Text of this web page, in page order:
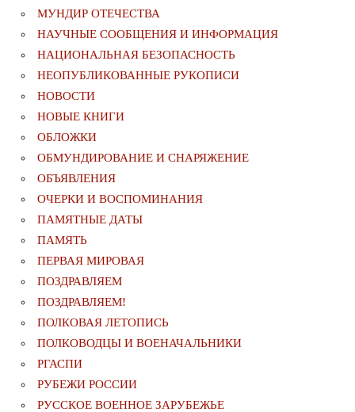
МУНДИР ОТЕЧЕСТВА
НАУЧНЫЕ СООБЩЕНИЯ И ИНФОРМАЦИЯ
НАЦИОНАЛЬНАЯ БЕЗОПАСНОСТЬ
НЕОПУБЛИКОВАННЫЕ РУКОПИСИ
НОВОСТИ
НОВЫЕ КНИГИ
ОБЛОЖКИ
ОБМУНДИРОВАНИЕ И СНАРЯЖЕНИЕ
ОБЪЯВЛЕНИЯ
ОЧЕРКИ И ВОСПОМИНАНИЯ
ПАМЯТНЫЕ ДАТЫ
ПАМЯТЬ
ПЕРВАЯ МИРОВАЯ
ПОЗДРАВЛЯЕМ
ПОЗДРАВЛЯЕМ!
ПОЛКОВАЯ ЛЕТОПИСЬ
ПОЛКОВОДЦЫ И ВОЕНАЧАЛЬНИКИ
РГАСПИ
РУБЕЖИ РОССИИ
РУССКОЕ ВОЕННОЕ ЗАРУБЕЖЬЕ